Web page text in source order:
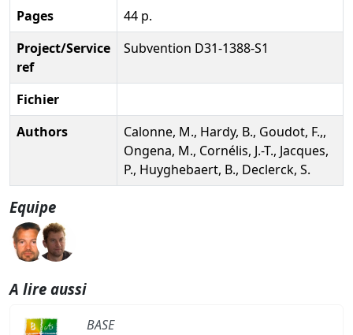
Pages
44 p.
Project/Service
ref
Subvention D31-1388-S1
Fichier
Authors
Calonne, M., Hardy, B., Goudot, F.,,
Ongena, M., Cornélis, J.-T., Jacques,
P., Huyghebaert, B., Declerck, S.
Equipe
A lire aussi
BASE